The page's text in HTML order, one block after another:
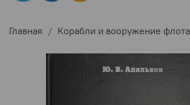
Главная Корабли и вооружение флота